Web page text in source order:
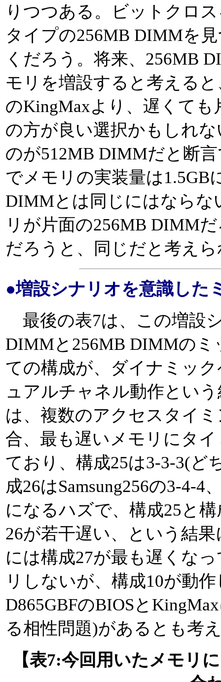
りつつある。ビットクロ
タイプの256MB DIMMを
くだろう。将来、256MB
モリを増設すると考える
のKingMaxより、遅くても
の方が良い選択かもしれ
のが512MB DIMMだと断
でメモリの実装量は1.5GB
DIMMとは同じにはなら
リが片面の256MB DIMM
だろうと、同じだと考え
●増設シナリオを意識した
最後の表7は、この増設
DIMMと256MB DIMMの
ての構成が、ダイナミッ
ュアルチャネル動作とい
は、複数のアクセスタイ
合、最も遅いメモリにタ
ており、構成25は3-3-3(ど
成26はSamsung256の3-4-4
になるハズで、構成25と
26が若干遅い、という結
には構成27が最も遅くな
リしないが、構成10が動
D865GBFのBIOSと
る相性問題)があるとも考
【表7:今回用いたメモリ